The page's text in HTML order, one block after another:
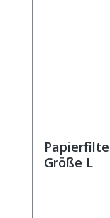
Größe L